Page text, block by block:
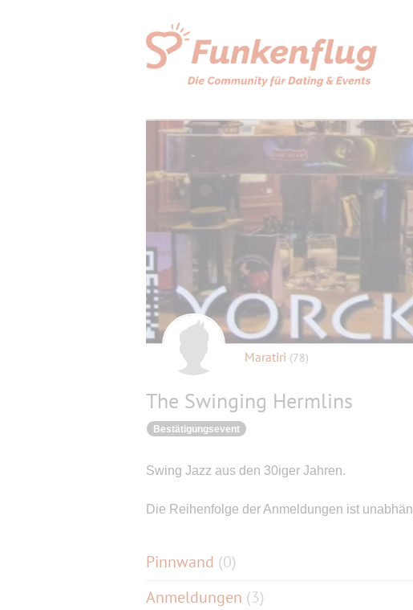
Maratiri (78)
The Swinging Hermlins
Bestätigungsevent
Swing Jazz aus den 30iger Jahren.
Die Reihenfolge der Anmeldungen ist
Pinnwand (0)
Anmeldungen (3)